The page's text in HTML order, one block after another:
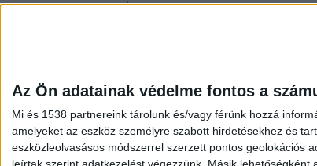
Az Ön adatainak védelme fontos a
Mi és 1538 partnereink tárolunk és/vagy férünk hozzá
amelyeket az eszköz személyre szabott hirdetésekhez és
eszközleolvasásos módszerrel szerzett pontos geolokációs